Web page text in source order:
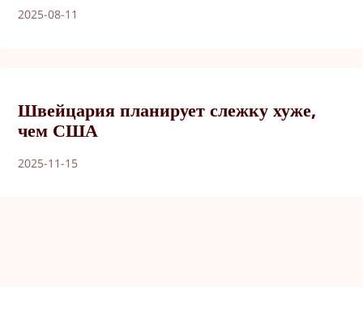
2025-08-11
Швейцария планирует слежку хуже,
чем США
2025-11-15